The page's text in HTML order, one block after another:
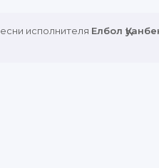
исполнителя Елбол